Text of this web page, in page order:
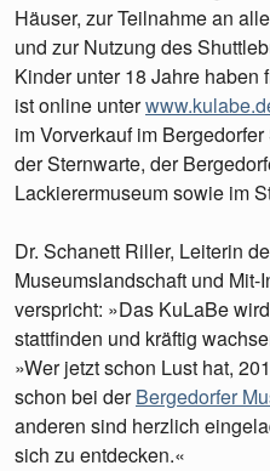
Häuser, zur Teilnahme an
und zur Nutzung des
Kinder unter 18 Jahre haben
ist online unter
im Vorverkauf im
der Sternwarte, der
Lackierermuseum sowie im
Dr. Schanett Riller, Leiterin
Museumslandschaft und
verspricht: »Das KuLaBe
stattfinden und kräftig
»Wer jetzt schon Lust hat,
schon bei derBergedorfer
anderen sind herzlich
sich zu entdecken.«